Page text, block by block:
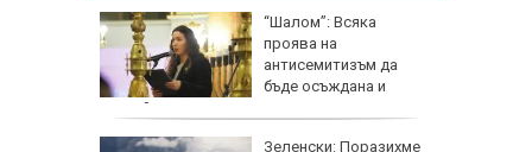
“Шалом”: Всяка
проява на
антисемитизъм да
бъде осъждана и
заклеймявана
Зеленски: Поразихме